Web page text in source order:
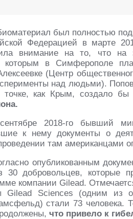
был полностью
Федерацией в марте
внимание на то, что на
которым в Симферополе
(Центр
над людьми).
точке, как Крым, создало бы
2018-го бывший
к нему документы о
там американцами
опубликованным
30 добровольцев, которые
компании Gilead.
Sciences (одним из
стали 73 человека.
что привело к